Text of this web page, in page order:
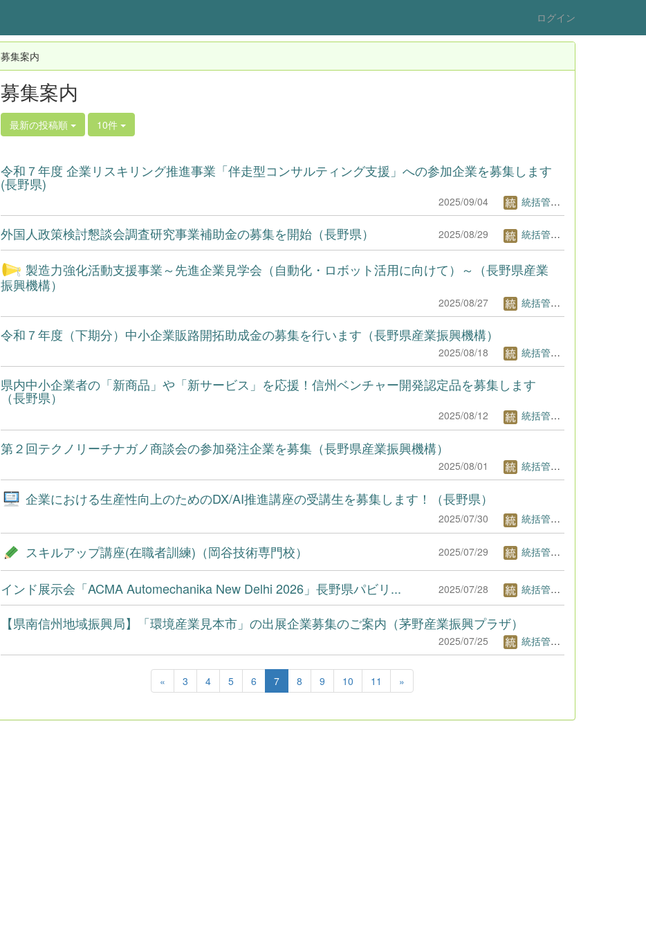
ログイン
募集案内
募集案内
最新の投稿順 10件
令和７年度 企業リスキリング推進事業「伴走型コンサルティング支援」への参加企業を募集します
(長野県)
2025/09/04 統括管理者1
外国人政策検討懇談会調査研究事業補助金の募集を開始（長野県） 2025/08/29 統括管理者1
製造力強化活動支援事業～先進企業見学会（自動化・ロボット活用に向けて）～（長野県産業
振興機構）
2025/08/27 統括管理者1
令和７年度（下期分）中小企業販路開拓助成金の募集を行います（長野県産業振興機構）
2025/08/18 統括管理者1
県内中小企業者の「新商品」や「新サービス」を応援！信州ベンチャー開発認定品を募集します
（長野県）
2025/08/12 統括管理者1
第２回テクノリーチナガノ商談会の参加発注企業を募集（長野県産業振興機構）
2025/08/01 統括管理者1
企業における生産性向上のためのDX/AI推進講座の受講生を募集します！（長野県）
2025/07/30 統括管理者1
スキルアップ講座(在職者訓練)（岡谷技術専門校） 2025/07/29 統括管理者1
インド展示会「ACMA Automechanika New Delhi 2026」長野県パビリ... 2025/07/28 統括管理者1
【県南信州地域振興局】「環境産業見本市」の出展企業募集のご案内（茅野産業振興プラザ）
2025/07/25 統括管理者1
« 3 4 5 6 7 8 9 10 11 »